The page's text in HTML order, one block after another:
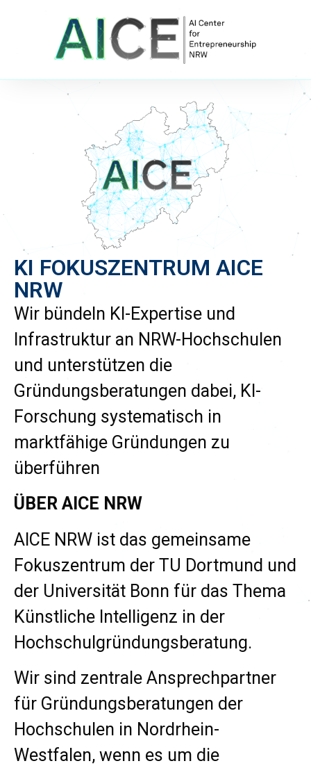
KI FOKUSZENTRUM AICE
NRW
Wir bündeln KI-Expertise und
Infrastruktur an NRW-Hochschulen
und unterstützen die
Gründungsberatungen dabei, KI-
Forschung systematisch in
marktfähige Gründungen zu
überführen
ÜBER AICE NRW
AICE NRW ist das gemeinsame
Fokuszentrum der TU Dortmund und
der Universität Bonn für das Thema
Künstliche Intelligenz in der
Hochschulgründungsberatung.
Wir sind zentrale Ansprechpartner
für Gründungsberatungen der
Hochschulen in Nordrhein-
Westfalen, wenn es um die